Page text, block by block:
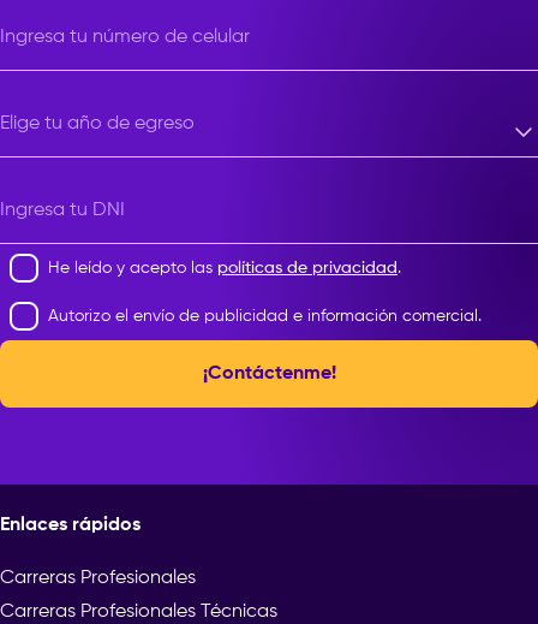
Ingresa tu número de celular
Elige tu año de egreso
Ingresa tu DNI
He leído y acepto las políticas de privacidad .
Autorizo el envío de publicidad e información comercial.
¡Contáctenme!
Enlaces rápidos
Carreras Profesionales
Carreras Profesionales Técnicas